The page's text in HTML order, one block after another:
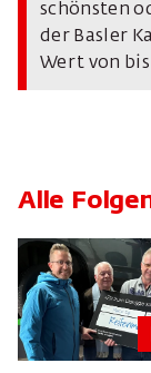
schönsten
der Basler
Wert von
Alle